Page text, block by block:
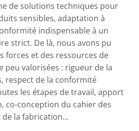
de solutions techniques pour
sensibles, adaptation à
indispensable à un
strict. De là, nous avons pu
forces et des ressources de
peu valorisées : rigueur de la
respect de la conformité
les étapes de travail, apport
co-conception du cahier des
de la fabrication…